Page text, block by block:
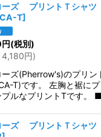
ーズ プリントＴシャツ
T]
円(税別)
4,180円)
ーズ(Pherrow's)のプリン
T)です。 左胸と裾に
プルなプリントTです。
ーズ プリントＴシャツ